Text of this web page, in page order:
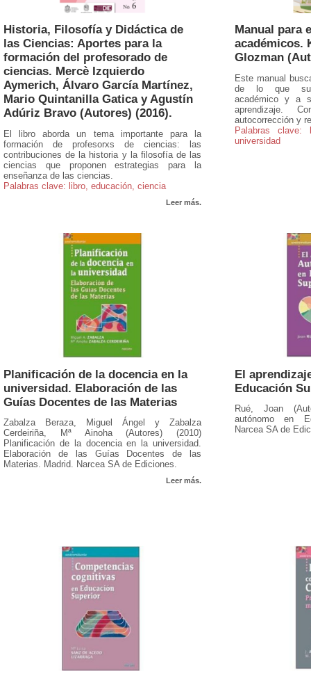
Historia, Filosofía y Didáctica de
las Ciencias: Aportes para la
formación del profesorado de
ciencias. Mercè Izquierdo
Aymerich, Álvaro García Martínez,
Mario Quintanilla Gatica y Agustín
Adúriz Bravo (Autores) (2016).
El libro aborda un tema importante para la
formación de profesorxs de ciencias: las
contribuciones de la historia y la filosofía de las
ciencias que proponen estrategias para la
enseñanza de las ciencias.
Palabras clave: libro, educación, ciencia
Leer más.
Manual para
académicos.
Glozman
Este manual
de lo que
académico y a
aprendizaje.
autocorrección y
Palabras clave:
universidad
Planificación de la docencia en la
universidad. Elaboración de las
Guías Docentes de las Materias
Zabalza Beraza, Miguel Ángel y Zabalza
Cerdeiriña, Mª Ainoha (Autores) (2010)
Planificación de la docencia en la universidad.
Elaboración de las Guías Docentes de las
Materias. Madrid. Narcea SA de Ediciones.
Leer más.
El
Educación
Rué, Joan
autónomo en
Narcea SA de